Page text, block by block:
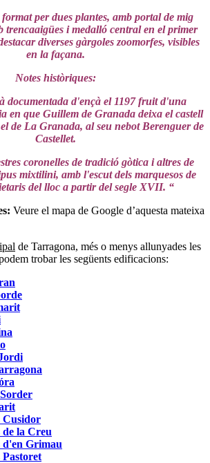
per dues plantes, amb portal de mig
trencaaigües i medalló central en el primer
diverses gàrgoles zoomorfes, visibles
en la façana.
Notes històriques:
documentada d'ençà el 1197 fruit d'una
en que Guillem de Granada deixa el castell
de La Granada, al seu nebot Berenguer de
Castellet.
coronelles de tradició gòtica i altres de
mixtilini, amb l'escut dels marquesos de
del lloc a partir del segle XVII. “
: Veure el mapa de Google d’aquesta mateixa
de Tarragona, més o menys allunyades les
trobar les següents edificacions:
Cusidor
la Creu
d'en Grimau